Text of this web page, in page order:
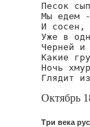
Песок
Мы едем
И сосен,
Уже в
Черней и
Какие
Ночь
Глядит
Октябрь
Три века